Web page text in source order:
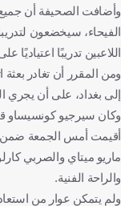
وأضافت الصحيفة أن جميع
الفيحاء، سيخضعون
اللاعبين تدريبًا اعتياديًا
ومن المقرر أن تغادر
إلى بغداد، على أن يجري
وكان سيرجيو كونسيساو
أقيمت أمس الجمعة ضمن
ماريو ميتاي والصربي
والراحة الفنية.
ولم يتمكن عوار من